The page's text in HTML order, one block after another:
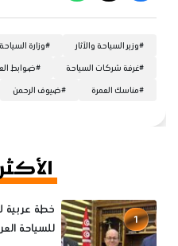
#وزير السياحة والآثار #وزارة السياحة
#غرفة شركات السياحة #ضوابط
#مناسك العمرة #ضيوف الرحمن
1
خطة عربية
للسياحة